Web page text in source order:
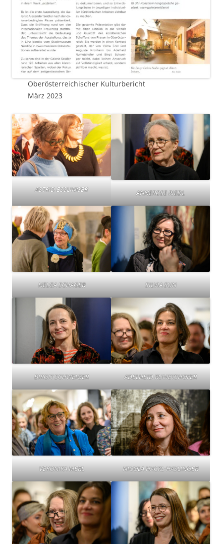
Oberösterreichischer Kulturbericht
März 2023
ASTRID ESSLINGER ANNEROSE RIEDL
HELGA SCHAGER SILVIA SUN
BIRGIT SCHWEIGER ADELHEID RUMETSHOFER
VERONIKA MERL NICOLA HACKL-HASLINGER